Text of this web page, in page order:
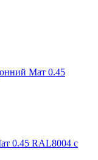
Мат 0.45
0.45 RAL8004 с